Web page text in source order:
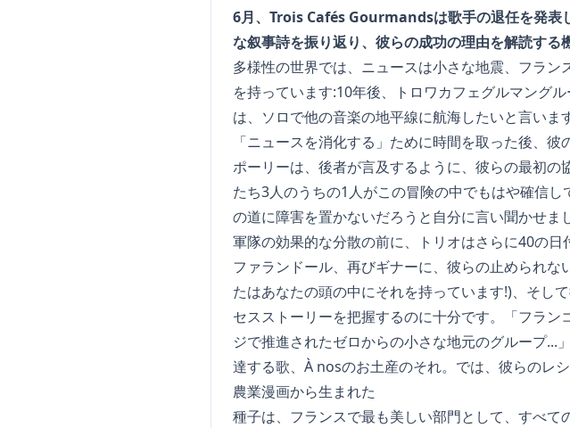
6月、Trois Cafés Gourmandsは歌手の退任を発表
な叙事詩を振り返り、彼らの成功の理由を解読する
多様性の世界では、ニュースは小さな地震、フラ
を持っています:10年後、トロワカフェグルマング
は、ソロで他の音楽の地平線に航海したいと言います
「ニュースを消化する」ために時間を取った後、
ポーリーは、後者が言及するように、彼らの最初
たち3人のうちの1人がこの冒険の中でもはや確信
の道に障害を置かないだろうと自分に言い聞かせま
軍隊の効果的な分散の前に、トリオはさらに40の
ファランドール、再びギナーに、彼らの止められ
たはあなたの頭の中にそれを持っています!)、そし
セスストーリーを把握するのに十分です。「フラ
ジで推進されたゼロからの小さな地元のグループ
達する歌、À nosのお土産のそれ。では、彼らのレ
農業漫画から生まれた
種子は、フランスで最も美しい部門として、すべて